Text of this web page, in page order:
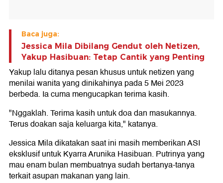
Baca juga:
Jessica Mila Dibilang Gendut oleh Netizen,
Yakup Hasibuan: Tetap Cantik yang Penting
Yakup lalu ditanya pesan khusus untuk netizen yang
menilai wanita yang dinikahinya pada 5 Mei 2023
berbeda. Ia cuma mengucapkan terima kasih.
"Nggaklah. Terima kasih untuk doa dan masukannya.
Terus doakan saja keluarga kita," katanya.
Jessica Mila dikatakan saat ini masih memberikan ASI
eksklusif untuk Kyarra Arunika Hasibuan. Putrinya yang
mau enam bulan membuatnya sudah bertanya-tanya
terkait asupan makanan yang lain.